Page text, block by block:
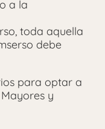
a la
toda aquella
debe
para optar a
y